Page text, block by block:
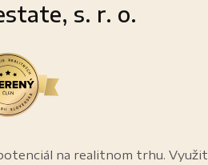
s. r. o.
na realitnom trhu.